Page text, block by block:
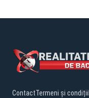
ContactTermeni și condiții